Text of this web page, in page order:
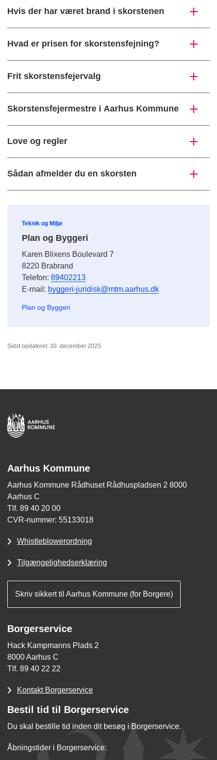
Hvis der har været brand i skorstenen
Hvad er prisen for skorstensfejning?
Frit skorstensfejervalg
Skorstensfejermestre i Aarhus Kommune
Love og regler
Sådan afmelder du en skorsten
Teknik og Miljø
Plan og Byggeri
Karen Blixens Boulevard 7
8220 Brabrand
Telefon: 89402213
E-mail: byggeri-juridisk@mtm.aarhus.dk
Plan og Byggeri
Sidst opdateret: 30. december 2025
Aarhus Kommune
Aarhus Kommune Rådhuset Rådhuspladsen 2 8000
Aarhus C
Tlf. 89 40 20 00
CVR-nummer: 55133018
Whistleblowerordning
Tilgængelighedserklæring
Skriv sikkert til Aarhus Kommune (for Borgere)
Borgerservice
Hack Kampmanns Plads 2
8000 Aarhus C
Tlf. 89 40 22 22
Kontakt Borgerservice
Bestil tid til Borgerservice
Du skal bestille tid inden dit besøg i Borgerservice.
Åbningstider i Borgerservice: